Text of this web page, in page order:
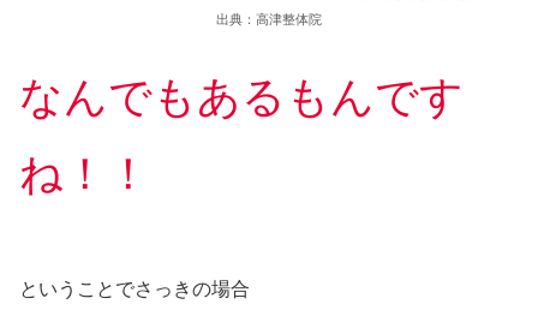
出典：高津整体院
なんでもあるもんです
ね！！
ということでさっきの場合